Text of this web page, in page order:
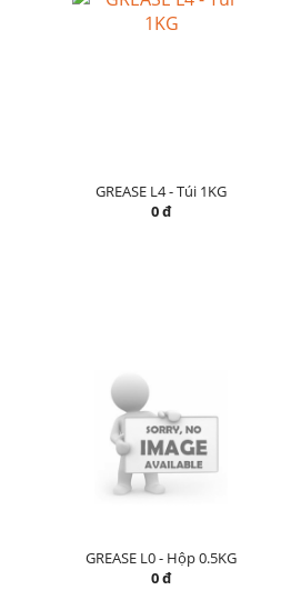
GREASE L4 - Túi 1KG
0 đ
GREASE L0 - Hộp 0.5KG
0 đ